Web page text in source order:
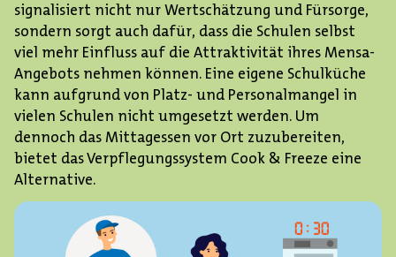
signalisiert nicht nur Wertschätzung und Fürsorge,
sondern sorgt auch dafür, dass die Schulen selbst
viel mehr Einfluss auf die Attraktivität ihres Mensa-
Angebots nehmen können. Eine eigene Schulküche
kann aufgrund von Platz- und Personalmangel in
vielen Schulen nicht umgesetzt werden. Um
dennoch das Mittagessen vor Ort zuzubereiten,
bietet das Verpflegungssystem Cook & Freeze eine
Alternative.